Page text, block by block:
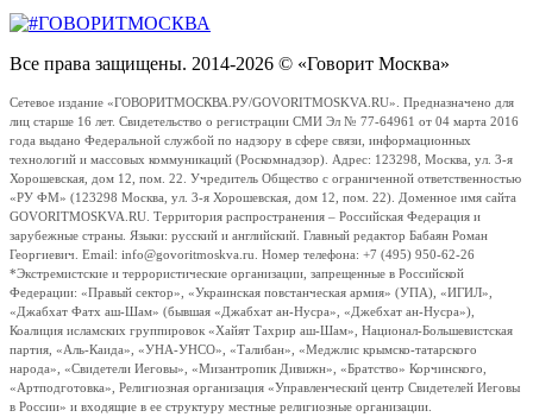
Все права защищены. 2014-2026 © «Говорит Москва»
Сетевое издание «ГОВОРИТМОСКВА.РУ/GOVORITMOSKVA.RU». Предназначено для
лиц старше 16 лет. Свидетельство о регистрации СМИ Эл № 77-64961 от 04 марта 2016
года выдано Федеральной службой по надзору в сфере связи, информационных
технологий и массовых коммуникаций (Роскомнадзор). Адрес: 123298, Москва, ул. 3-я
Хорошевская, дом 12, пом. 22. Учредитель Общество с ограниченной ответственностью
«РУ ФМ» (123298 Москва, ул. 3-я Хорошевская, дом 12, пом. 22). Доменное имя сайта
GOVORITMOSKVA.RU. Территория распространения – Российская Федерация и
зарубежные страны. Языки: русский и английский. Главный редактор Бабаян Роман
Георгиевич. Email: info@govoritmoskva.ru. Номер телефона: +7 (495) 950-62-26
*Экстремистские и террористические организации, запрещенные в Российской
Федерации: «Правый сектор», «Украинская повстанческая армия» (УПА), «ИГИЛ»,
«Джабхат Фатх аш-Шам» (бывшая «Джабхат ан-Нусра», «Джебхат ан-Нусра»),
Коалиция исламских группировок «Хайят Тахрир аш-Шам», Национал-Большевистская
партия, «Аль-Каида», «УНА-УНСО», «Талибан», «Меджлис крымско-татарского
народа», «Свидетели Иеговы», «Мизантропик Дивижн», «Братство» Корчинского,
«Артподготовка», Религиозная организация «Управленческий центр Свидетелей Иеговы
в России» и входящие в ее структуру местные религиозные организации.